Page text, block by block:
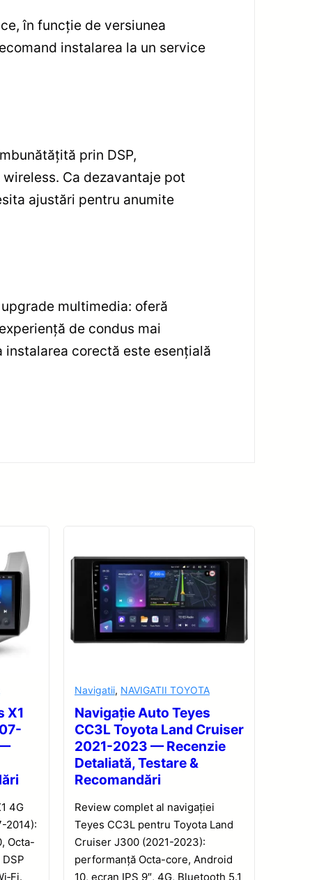
în funcție de versiunea
instalarea la un service
prin DSP,
Ca dezavantaje pot
ajustări pentru anumite
multimedia: oferă
de condus mai
corectă este esențială
X1
4G
2014):
Octa-
Navigatii, NAVIGATII TOYOTA
Navigație Auto Teyes
CC3L Toyota Land Cruiser
2021-2023 — Recenzie
Detaliată, Testare &
Recomandări
Review complet al navigației
Teyes CC3L pentru Toyota Land
Cruiser J300 (2021-2023):
performanță Octa-core, Android
10, ecran IPS 9″, 4G, Bluetooth 5.1